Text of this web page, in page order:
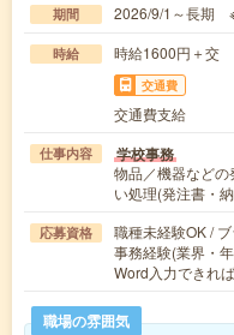
期間 2026/9/1～長期
時給 時給1600円＋交
交通費
交通費支給
仕事内容 学校事務
物品／機器など
い処理(発注書・
応募資格
職種未経験OK /
事務経験(業界・
Word入力できれ
職場の雰囲気